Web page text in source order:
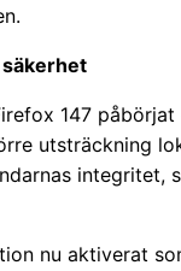
147
utsträckning
integritet,
nu aktiverat